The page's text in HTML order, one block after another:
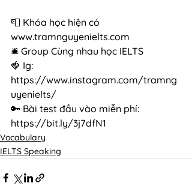
📮 Khóa học hiện có
www.tramnguyenielts.com
🛎 Group Cùng nhau học IELTS
🍓 Ig:
https://www.instagram.com/tramng
uyenielts/
🔑 Bài test đầu vào miễn phí:
https://bit.ly/3j7dfN1
Vocabulary
IELTS Speaking